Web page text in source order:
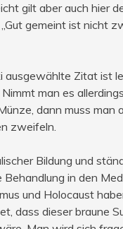
gilt aber auch hier
gemeint ist nicht
ausgewählte Zitat ist
man es
dann muss man
zweifeln.
Bildung und
in den
und Holocaust
dass dieser braune